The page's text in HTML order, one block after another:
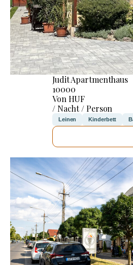
Judit Apartmenthaus
10000
Von HUF
/ Nacht / Person
Leinen Kinderbett